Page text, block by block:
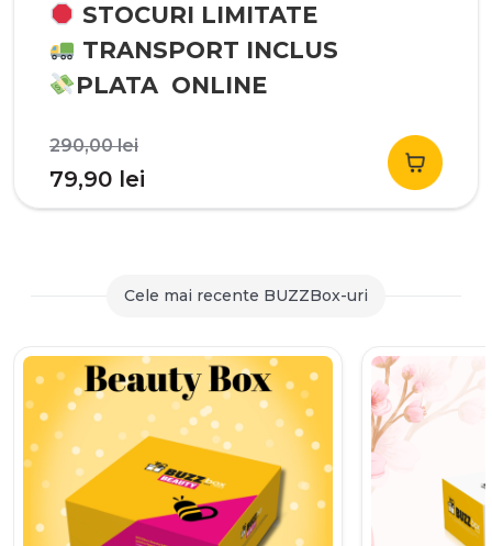
STOCURI LIMITATE
TRANSPORT INCLUS
PLATA ONLINE
290,00leiPrețul
inițial
a
290,00 lei.
79,90 lei
curent
79,90 lei.
Cele mai recente BUZZBox-uri